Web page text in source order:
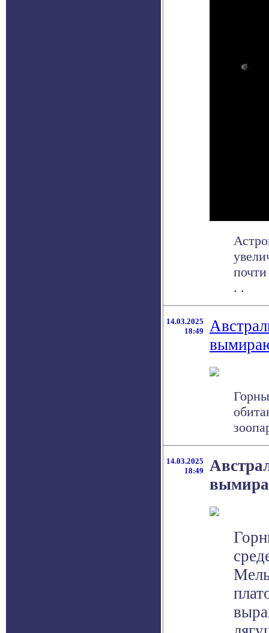
. .
14.03.2025
18:49
14.03.2025
18:49